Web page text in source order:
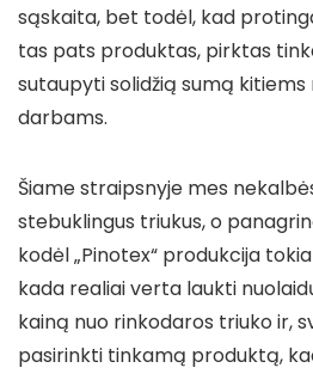
sąskaita, bet todėl, kad
tas pats produktas, pirktas
sutaupyti solidžią sumą
darbams.
Šiame straipsnyje mes
stebuklingus triukus, o
kodėl „Pinotex“ produkcija
kada realiai verta laukti
kainą nuo rinkodaros triuko ir,
pasirinkti tinkamą produktą,